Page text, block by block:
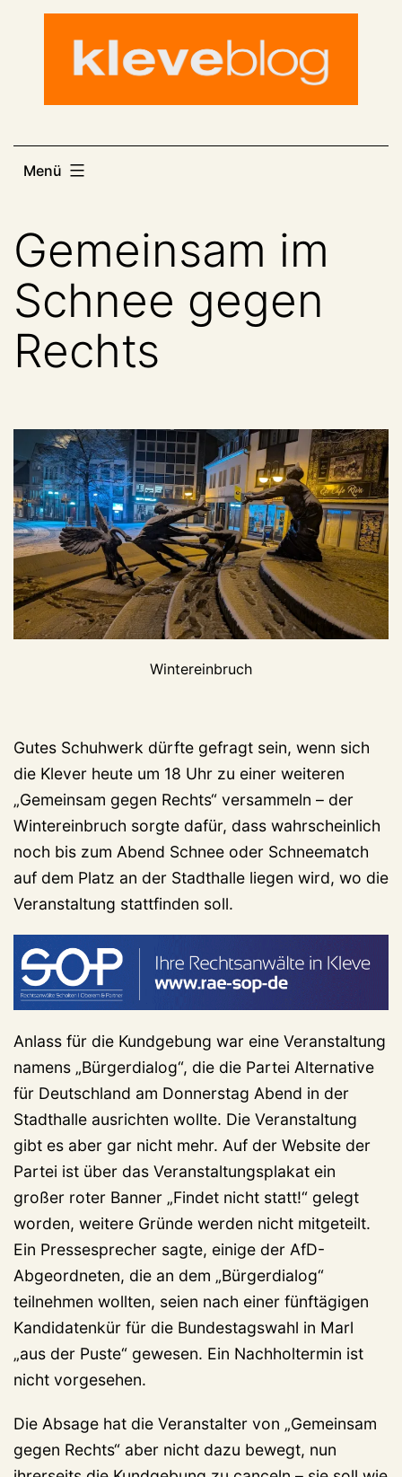
Menü
Gemeinsam im
Schnee gegen
Rechts
Wintereinbruch
Gutes Schuhwerk dürfte gefragt sein, wenn sich
die Klever heute um 18 Uhr zu einer weiteren
„Gemeinsam gegen Rechts“ versammeln – der
Wintereinbruch sorgte dafür, dass wahrscheinlich
noch bis zum Abend Schnee oder Schneematch
auf dem Platz an der Stadthalle liegen wird, wo die
Veranstaltung stattfinden soll.
Anlass für die Kundgebung war eine Veranstaltung
namens „Bürgerdialog“, die die Partei Alternative
für Deutschland am Donnerstag Abend in der
Stadthalle ausrichten wollte. Die Veranstaltung
gibt es aber gar nicht mehr. Auf der Website der
Partei ist über das Veranstaltungsplakat ein
großer roter Banner „Findet nicht statt!“ gelegt
worden, weitere Gründe werden nicht mitgeteilt.
Ein Pressesprecher sagte, einige der AfD-
Abgeordneten, die an dem „Bürgerdialog“
teilnehmen wollten, seien nach einer fünftägigen
Kandidatenkür für die Bundestagswahl in Marl
„aus der Puste“ gewesen. Ein Nachholtermin ist
nicht vorgesehen.
Die Absage hat die Veranstalter von „Gemeinsam
gegen Rechts“ aber nicht dazu bewegt, nun